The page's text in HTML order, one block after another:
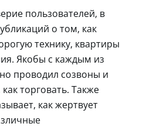
пользователей, в
о том, как
технику, квартиры
Якобы с каждым из
проводил созвоны и
торговать. Также
как жертвует